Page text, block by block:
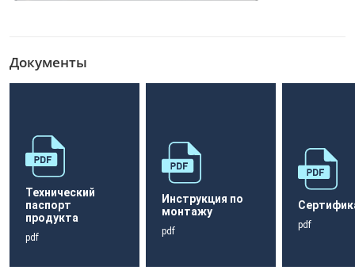
Документы
Технический
паспорт
продукта
pdf
Инструкция по
монтажу
pdf
pdf